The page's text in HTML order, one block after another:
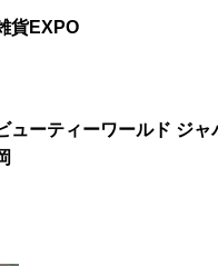
貨EXPO
ューティーワールド ジャ